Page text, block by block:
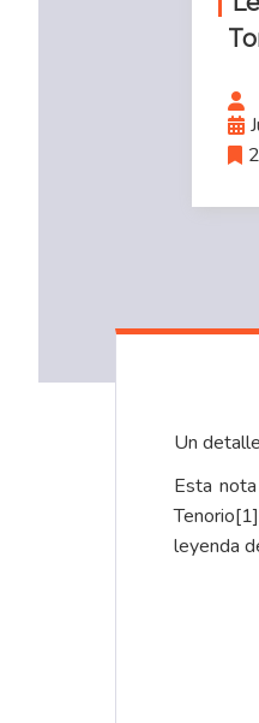
Un
Esta
Tenorio[1]
leyenda